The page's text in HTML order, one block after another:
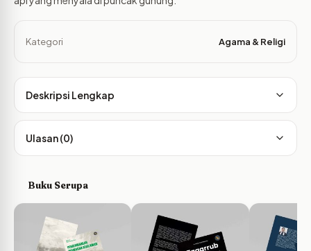
Kategori Agama & Religi
Deskripsi Lengkap
Ulasan (0)
Buku Serupa